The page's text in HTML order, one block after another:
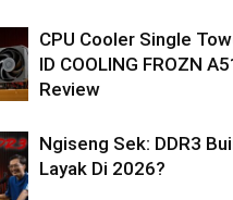
CPU Cooler Single
ID COOLING FROZN
Review
Ngiseng Sek: DDR3
Layak Di 2026?